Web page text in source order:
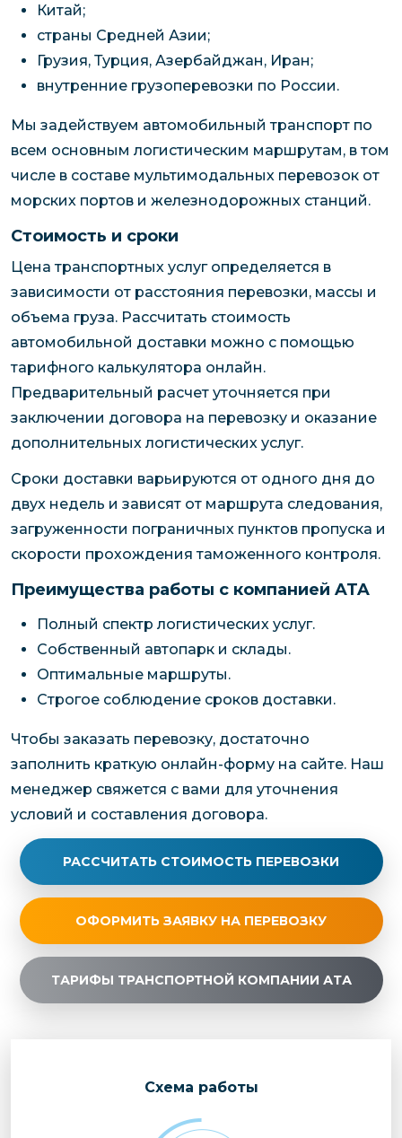
Китай;
страны Средней Азии;
Грузия, Турция, Азербайджан, Иран;
внутренние грузоперевозки по России.
Мы задействуем автомобильный транспорт по
всем основным логистическим маршрутам, в том
числе в составе мультимодальных перевозок от
морских портов и железнодорожных станций.
Стоимость и сроки
Цена транспортных услуг определяется в
зависимости от расстояния перевозки, массы и
объема груза. Рассчитать стоимость
автомобильной доставки можно с помощью
тарифного калькулятора онлайн.
Предварительный расчет уточняется при
заключении договора на перевозку и оказание
дополнительных логистических услуг.
Сроки доставки варьируются от одного дня до
двух недель и зависят от маршрута следования,
загруженности пограничных пунктов пропуска и
скорости прохождения таможенного контроля.
Преимущества работы с компанией ATA
Полный спектр логистических услуг.
Собственный автопарк и склады.
Оптимальные маршруты.
Строгое соблюдение сроков доставки.
Чтобы заказать перевозку, достаточно
заполнить краткую онлайн-форму на сайте. Наш
менеджер свяжется с вами для уточнения
условий и составления договора.
РАССЧИТАТЬ СТОИМОСТЬ ПЕРЕВОЗКИ
ОФОРМИТЬ ЗАЯВКУ НА ПЕРЕВОЗКУ
ТАРИФЫ ТРАНСПОРТНОЙ КОМПАНИИ АТА
Cхема работы